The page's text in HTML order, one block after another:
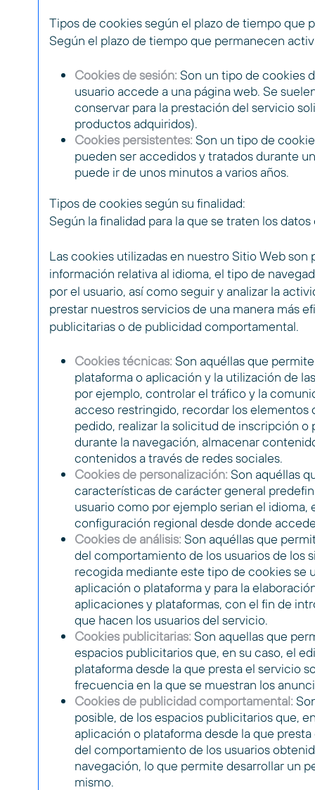
Tipos de cookies según el plazo de tiempo que
Según el plazo de tiempo que permanecen
Cookies de sesión: Son un tipo de cookies
usuario accede a una página web. Se
conservar para la prestación del servicio
productos adquiridos).
Cookies persistentes: Son un tipo de
pueden ser accedidos y tratados durante
puede ir de unos minutos a varios años.
Tipos de cookies según su finalidad:
Según la finalidad para la que se traten los
Las cookies utilizadas en nuestro Sitio Web
información relativa al idioma, el tipo de
por el usuario, así como seguir y analizar la
prestar nuestros servicios de una manera más
publicitarias o de publicidad comportamental.
Cookies técnicas: Son aquéllas que
plataforma o aplicación y la utilización de
por ejemplo, controlar el tráfico y la
acceso restringido, recordar los
pedido, realizar la solicitud de inscripción
durante la navegación, almacenar
contenidos a través de redes sociales.
Cookies de personalización: Son aquéllas
características de carácter general
usuario como por ejemplo serian el
configuración regional desde donde
Cookies de análisis: Son aquéllas que
del comportamiento de los usuarios de los
recogida mediante este tipo de cookies se
aplicación o plataforma y para la
aplicaciones y plataformas, con el fin de
que hacen los usuarios del servicio.
Cookies publicitarias: Son aquellas que
espacios publicitarios que, en su caso, el
plataforma desde la que presta el servicio
frecuencia en la que se muestran los
Cookies de publicidad comportamental:
posible, de los espacios publicitarios que,
aplicación o plataforma desde la que
del comportamiento de los usuarios
navegación, lo que permite desarrollar un
mismo.